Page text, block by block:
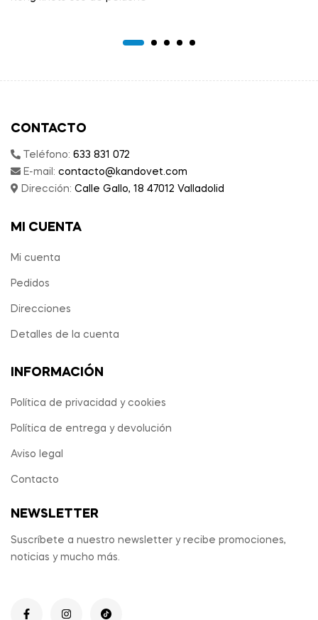
CONTACTO
Teléfono: 633 831 072
E-mail: contacto@kandovet.com
Dirección: Calle Gallo, 18 47012 Valladolid
MI CUENTA
Mi cuenta
Pedidos
Direcciones
Detalles de la cuenta
INFORMACIÓN
Política de privacidad y cookies
Política de entrega y devolución
Aviso legal
Contacto
NEWSLETTER
Suscríbete a nuestro newsletter y recibe promociones,
noticias y mucho más.